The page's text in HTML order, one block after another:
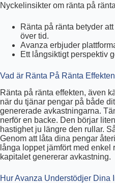
Nyckelinsikter om ränta på
Ränta på ränta betyder
över tid.
Avanza erbjuder
Ett långsiktigt perspektiv
Vad är Ränta På Ränta
Ränta på ränta effekten, även
när du tjänar pengar på både
genererade avkastningarna.
nerför en backe. Den börjar
hastighet ju längre den rullar.
Genom att låta dina pengar
långa loppet jämfört med enkel
kapitalet genererar avkastning.
Hur Avanza Understödjer Dina